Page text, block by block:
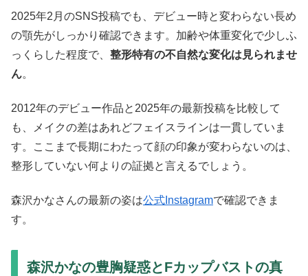
2025年2月のSNS投稿でも、デビュー時と変わらない長め
の顎先がしっかり確認できます。加齢や体重変化で少しふ
っくらした程度で、 整形特有の不自然な変化は見られませ
ん。
2012年のデビュー作品と2025年の最新投稿を比較して
も、メイクの差はあれどフェイスラインは一貫していま
す。ここまで長期にわたって顔の印象が変わらないのは、
整形していない何よりの証拠と言えるでしょう。
森沢かなさんの最新の姿は公式Instagramで確認できま
す。
森沢かなの豊胸疑惑とFカップバストの真